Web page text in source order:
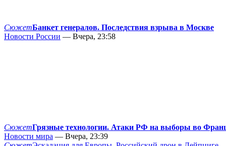
СюжетБанкет генералов. Последствия взрыва в Москве
Новости России — Вчера, 23:58
СюжетГрязные технологии. Атаки РФ на выборы во
Новости мира — Вчера, 23:39